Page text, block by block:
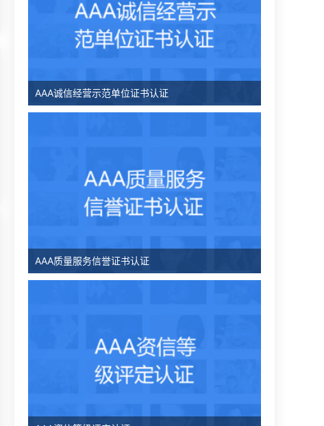
AAA诚信经营示范单位证书认证
AAA质量服务信誉证书认证